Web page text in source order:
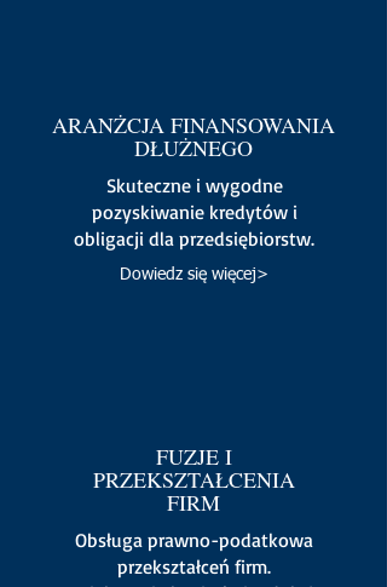
ARANŻCJA FINANSOWANIA
DŁUŻNEGO
Skuteczne i wygodne
pozyskiwanie kredytów i
obligacji dla przedsiębiorstw.
Dowiedz się więcej>
FUZJE I
PRZEKSZTAŁCENIA
FIRM
Obsługa prawno-podatkowa
przekształceń firm.